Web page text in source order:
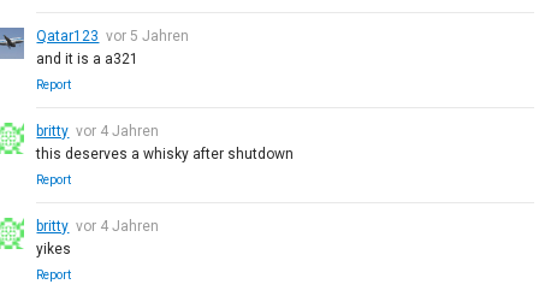
Qatar123 vor 5 Jahren
and it is a a321
Report
britty vor 4 Jahren
this deserves a whisky after shutdown
Report
britty vor 4 Jahren
yikes
Report